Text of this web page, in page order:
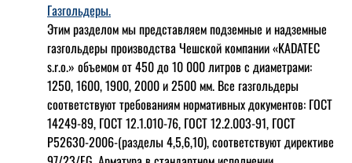
Газгольдеры.
Этим разделом мы представляем подземные и надземные
газгольдеры производства Чешской компании «KADATEC
s.r.o.» объемом от 450 до 10 000 литров с диаметрами:
1250, 1600, 1900, 2000 и 2500 мм. Все газгольдеры
соответствуют требованиям нормативных документов: ГОСТ
14249-89, ГОСТ 12.1.010-76, ГОСТ 12.2.003-91, ГОСТ
Р52630-2006-(разделы 4,5,6,10), соответствуют директиве